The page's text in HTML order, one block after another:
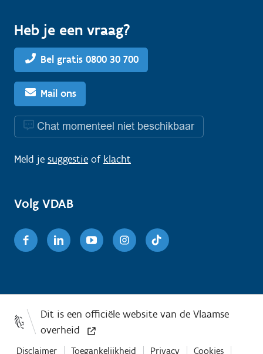
Heb je een vraag?
Bel gratis 0800 30 700
Mail ons
Chat momenteel niet beschikbaar
Meld je suggestie of klacht
Volg VDAB
FacebookLinkedinYoutubeInstagram
Disclaimer Toegankelijkheid Privacy Cookies